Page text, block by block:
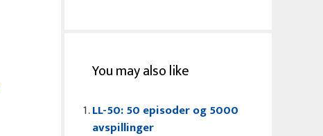
You may also like
LL-50: 50 episoder og 5000
avspillinger